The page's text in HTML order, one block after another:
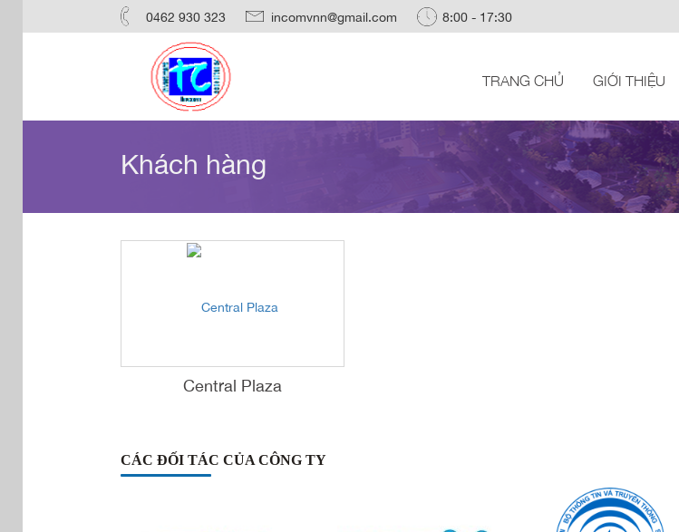
0462 930 323 incomvnn@gmail.com 8:00 - 17:30
TRANG CHỦ GIỚI THIỆU
Khách hàng
Central Plaza
CÁC ĐỐI TÁC CỦA CÔNG TY